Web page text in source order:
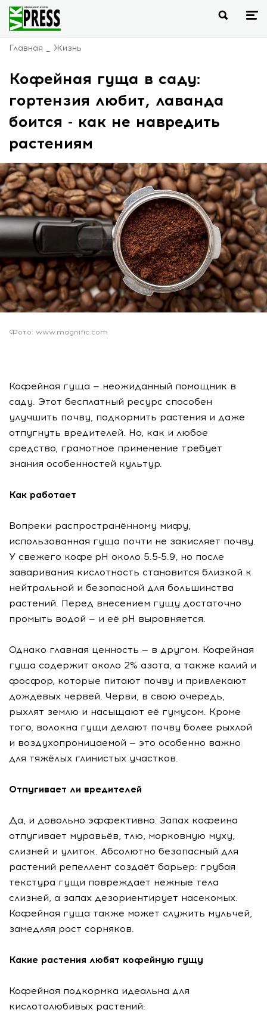
Главная Жизнь
Кофейная гуща в саду:
гортензия любит, лаванда
боится - как не навредить
растениям
Фото: www.magnific.com
Кофейная гуща — неожиданный помощник в
саду. Этот бесплатный ресурс способен
улучшить почву, подкормить растения и даже
отпугнуть вредителей. Но, как и любое
средство, грамотное применение требует
знания особенностей культур.
Как работает
Вопреки распространённому мифу,
использованная гуща почти не закисляет почву.
У свежего кофе pH около 5.5‑5.9, но после
заваривания кислотность становится близкой к
нейтральной и безопасной для большинства
растений. Перед внесением гущу достаточно
промыть водой — и её pH выровняется.
Однако главная ценность — в другом. Кофейная
гуща содержит около 2% азота, а также калий и
фосфор, которые питают почву и привлекают
дождевых червей. Черви, в свою очередь,
рыхлят землю и насыщают её гумусом. Кроме
того, волокна гущи делают почву более рыхлой
и воздухопроницаемой — это особенно важно
для тяжёлых глинистых участков.
Отпугивает ли вредителей
Да, и довольно эффективно. Запах кофеина
отпугивает муравьёв, тлю, морковную муху,
слизней и улиток. Абсолютно безопасный для
растений репеллент создаёт барьер: грубая
текстура гущи повреждает нежные тела
слизней, а запах дезориентирует насекомых.
Кофейная гуща также может служить мульчей,
замедляя рост сорняков.
Какие растения любят кофейную гущу
Кофейная подкормка идеальна для
кислотолюбивых растений: